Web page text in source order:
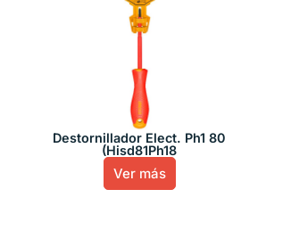
Destornillador Elect. Ph1 80
(Hisd81Ph18
Ver más